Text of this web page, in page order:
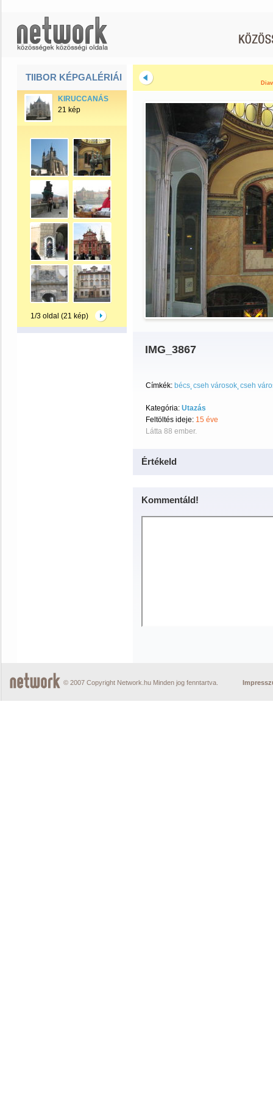
TIIBOR KÉPGALÉRIÁI
KIRUCCANÁS
21 kép
1/3 oldal (21 kép)
IMG_3867
Címkék: bécs cseh városok cseh
Kategória: Utazás
Feltöltés ideje: 15 éve
Látta 88 ember.
Értékeld
Kommentáld!
© 2007 Copyright Network.hu Minden jog fenntartva.